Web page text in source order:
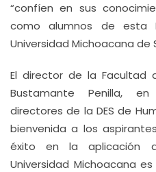
“confíen en sus
como alumnos de esta
Universidad Michoacana de
El director de la Facultad
Bustamante Penilla,
directores de la DES de
bienvenida a los
éxito en la aplicación
Universidad Michoacana